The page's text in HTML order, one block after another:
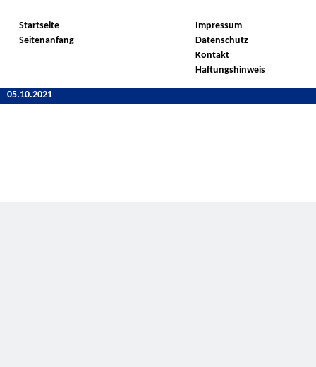
Startseite
Seitenanfang
Impressum
Datenschutz
Kontakt
Haftungshinweis
05.10.2021